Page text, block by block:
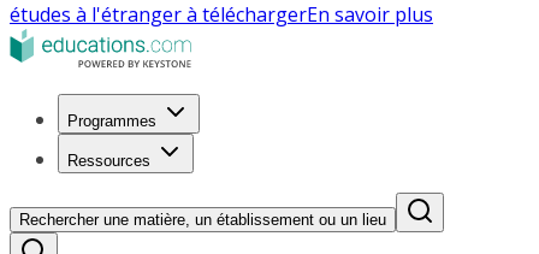
études à l'étranger à téléchargerEn savoir plus
Programmes
Ressources
Rechercher une matière, un établissement ou un lieu